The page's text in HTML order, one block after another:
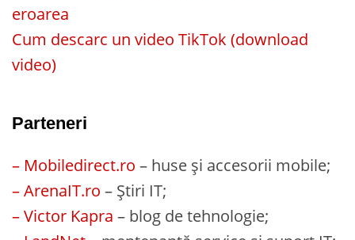
eroarea
Cum descarc un video TikTok (download
video)
Parteneri
– Mobiledirect.ro – huse și accesorii mobile;
– ArenaIT.ro – Știri IT;
– Victor Kapra – blog de tehnologie;